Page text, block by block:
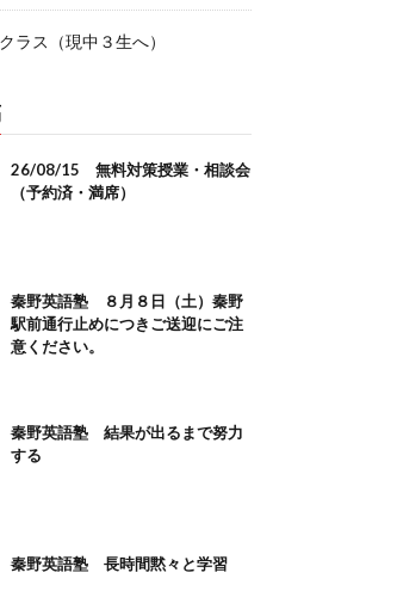
ラス（現中３生へ）
26/08/15 無料対策授業・相談会
（予約済・満席）
秦野英語塾 ８月８日（土）秦野
駅前通行止めにつきご送迎にご注
意ください。
秦野英語塾 結果が出るまで努力
する
秦野英語塾 長時間黙々と学習